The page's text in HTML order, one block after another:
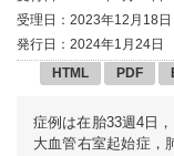
受理日：2023年12月18日
発行日：2024年1月24日
HTML
PDF
症例は在胎33週4日
大血管右室起始症，